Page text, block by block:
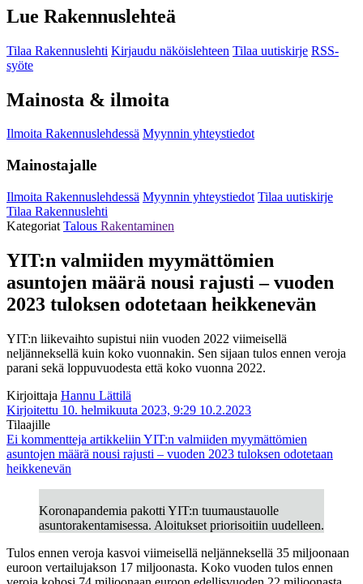
Lue Rakennuslehteä
Tilaa Rakennuslehti Kirjaudu näköislehteen Tilaa uutiskirje RSS-
syöte
Mainosta & ilmoita
Ilmoita Rakennuslehdessä Myynnin yhteystiedot
Mainostajalle
Ilmoita Rakennuslehdessä Myynnin yhteystiedot Tilaa uutiskirje
Tilaa Rakennuslehti
Kategoriat Talous Rakentaminen
YIT:n valmiiden myymättömien
asuntojen määrä nousi rajusti – vuoden
2023 tuloksen odotetaan heikkenevän
YIT:n liikevaihto supistui niin vuoden 2022 viimeisellä
neljänneksellä kuin koko vuonnakin. Sen sijaan tulos ennen veroja
parani sekä loppuvuodesta että koko vuonna 2022.
Kirjoittaja Hannu Lättilä
Kirjoitettu 10. helmikuuta 2023, 9:29 10.2.2023
Tilaajille
Ei kommentteja artikkeliin YIT:n valmiiden myymättömien
asuntojen määrä nousi rajusti – vuoden 2023 tuloksen odotetaan
heikkenevän
Koronapandemia pakotti YIT:n tuumaustauolle
asuntorakentamisessa. Aloitukset priorisoitiin uudelleen.
Tulos ennen veroja kasvoi viimeisellä neljänneksellä 35 miljoonaan
euroon vertailujakson 17 miljoonasta. Koko vuoden tulos ennen